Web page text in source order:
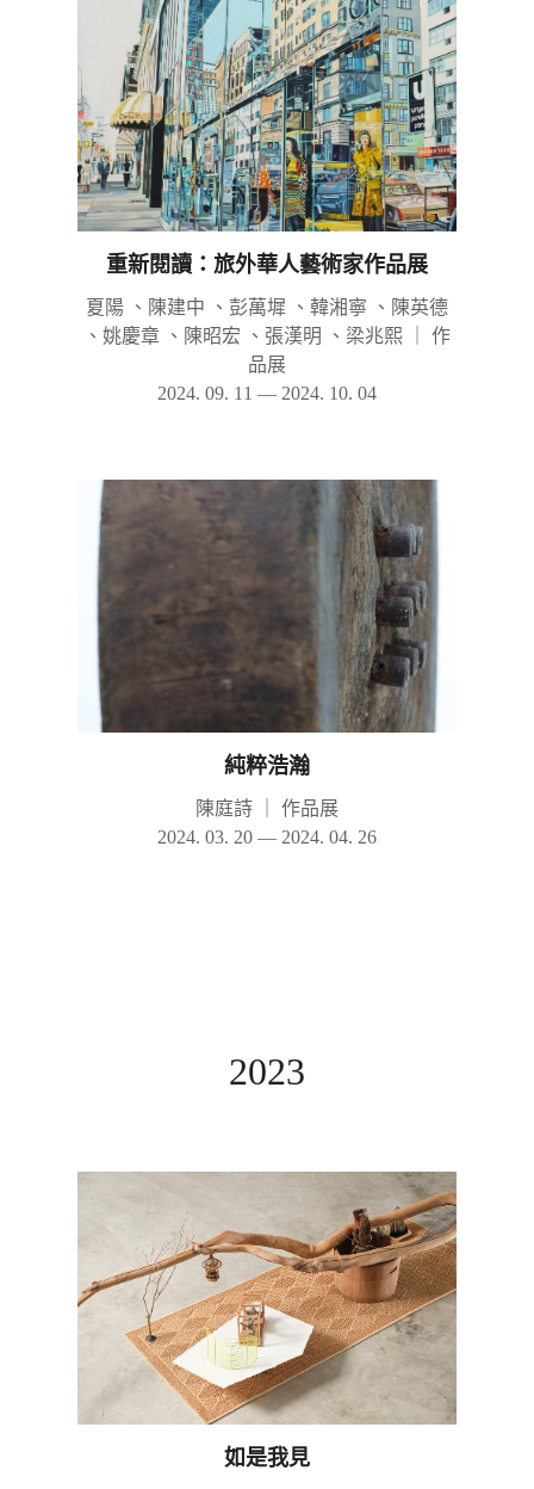
重新閱讀：旅外華人藝術家作品展
夏陽 、陳建中 、彭萬墀 、韓湘寧 、陳英德
、姚慶章 、陳昭宏 、張漢明 、梁兆熙
作
品展
2024. 09. 11 — 2024. 10. 04
純粹浩瀚
陳庭詩
作品展
2024. 03. 20 — 2024. 04. 26
2023
如是我見